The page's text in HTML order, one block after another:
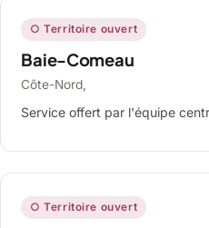
○ Territoire ouvert
Baie-Comeau
Côte-Nord,
Service offert par l'équipe
○ Territoire ouvert